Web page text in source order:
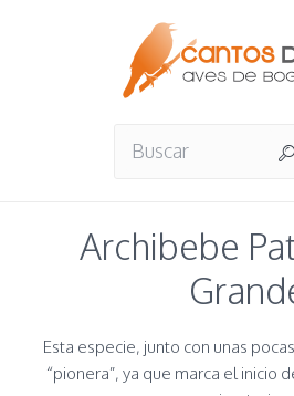
Archibebe
Esta especie, junto con unas
“pionera”, ya que marca el inicio